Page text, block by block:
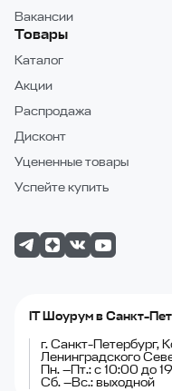
Вакансии
Товары
Каталог
Акции
Распродажа
Дисконт
Уцененные товары
Успейте купить
IT Шоурум в Санкт-
г. Санкт-Петербург,
Ленинградского
Пн. —Пт.: с 10:00 до
Сб. —Вс.: выходной